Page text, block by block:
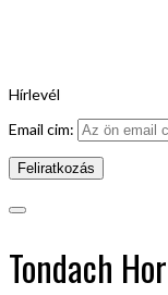
Hírlevél
Email cim:
Tondach